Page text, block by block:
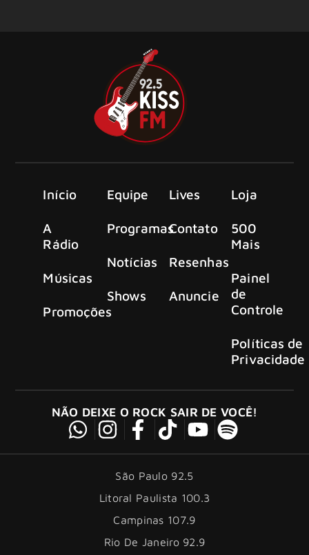
Início
A
Rádio
Músicas
Promoções
Equipe
Programas
Notícias
Shows
Lives
Contato
Resenhas
Anuncie
Loja
500
Mais
Painel
de
Controle
Políticas de
Privacidade
NÃO DEIXE O ROCK SAIR DE VOCÊ!
São Paulo 92.5
Litoral Paulista 100.3
Campinas 107.9
Rio De Janeiro 92.9